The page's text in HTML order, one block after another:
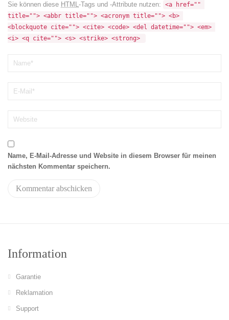
Sie können diese HTML-Tags und -Attribute nutzen:
<a href=""
title=""> <abbr title=""> <acronym title=""> <b>
<blockquote cite=""> <cite> <code> <del datetime=""> <em>
<i> <q cite=""> <s> <strike> <strong>
Name, E-Mail-Adresse und Website in diesem Browser für meinen
nächsten Kommentar speichern.
Information
Garantie
Reklamation
Support